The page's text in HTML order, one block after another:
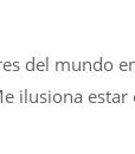
del mundo
ilusiona estar